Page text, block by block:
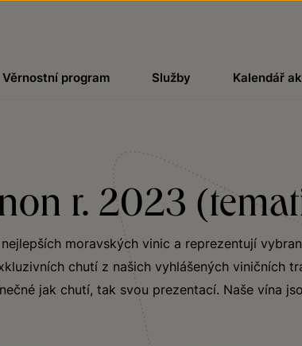
Věrnostní program Služby Kalendář
r. 2023
moravských vinic a reprezentují
chutí z našich vyhlášených viničních
jak chutí, tak svou prezentací. Naše vína